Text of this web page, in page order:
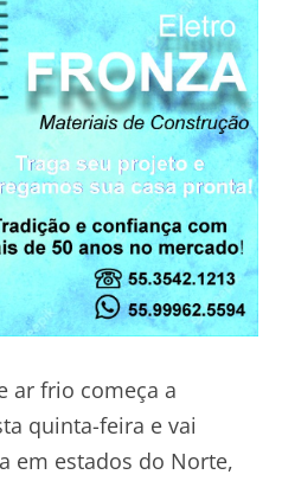
ar frio começa a
quinta-feira e vai
em estados do Norte,